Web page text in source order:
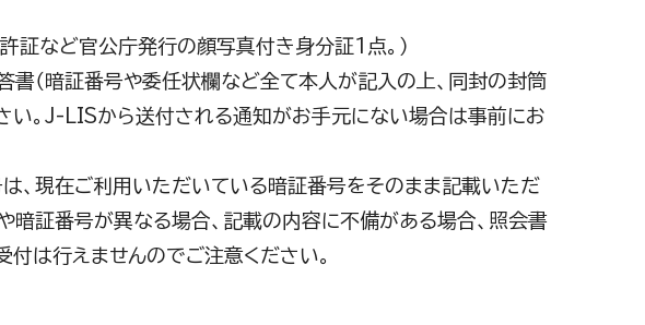
証など官公庁発行の顔写真付き身分証1点。）
（暗証番号や委任状欄など全て本人が記入の上、同封の封筒
い。J-LISから送付される通知がお手元にない場合は事前にお
、現在ご利用いただいている暗証番号をそのまま記載いただ
暗証番号が異なる場合、記載の内容に不備がある場合、照会書
は行えませんのでご注意ください。